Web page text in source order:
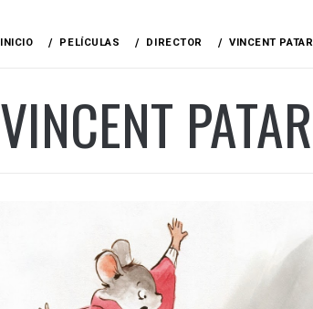
INICIO PELÍCULAS DIRECTOR VINCENT PATAR
VINCENT PATAR